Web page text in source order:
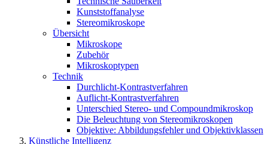
Kunststoffanalyse
Stereomikroskope
Übersicht
Mikroskope
Zubehör
Mikroskoptypen
Technik
Durchlicht-Kontrastverfahren
Auflicht-Kontrastverfahren
Unterschied Stereo- und Compoundmikroskop
Die Beleuchtung von Stereomikroskopen
Objektive: Abbildungsfehler und Objektivklassen
Künstliche Intelligenz